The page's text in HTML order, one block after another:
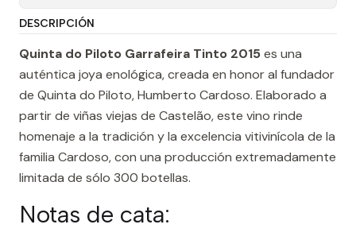
DESCRIPCIÓN
Quinta do Piloto Garrafeira Tinto 2015es una
auténtica joya enológica, creada en honor al fundador
de Quinta do Piloto, Humberto Cardoso. Elaborado a
partir de viñas viejas de Castelão, este vino rinde
homenaje a la tradición y la excelencia vitivinícola de la
familia Cardoso, con una producción extremadamente
limitada de sólo 300 botellas.
Notas de cata: